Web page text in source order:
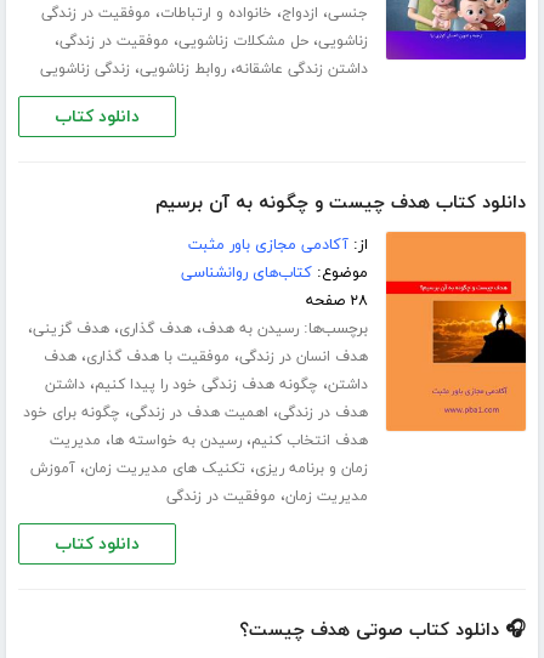
جنسی، ازدواج، خانواده و ارتباطات، موفقیت در زندگی
زناشویی،حل مشکلات زناشویی، موفقیت در زندگی،
داشتن زندگی عاشقانه،روابط زناشویی، زندگی زناشویی
دانلود کتاب
دانلود کتاب هدف چیست و چگونه به آن برسیم
از:آکادمی مجازی باور مثبت
موضوع:کتاب‌های روانشناسی
۲۸ صفحه
برچسب‌ها:رسیدن به هدف،هدف گذاری،هدف گزینی،
هدف انسان در زندگی، موفقیت با هدف گذاری،هدف
داشتن، چگونه هدف زندگی خود را پیدا کنیم،داشتن
هدف در زندگی، اهمیت هدف در زندگی، چگونه برای خود
هدف انتخاب کنیم،رسیدن به خواسته ها، مدیریت
زمان و برنامه ریزی، تکنیک های مدیریت زمان،آموزش
مدیریت زمان، موفقیت در زندگی
دانلود کتاب
🎧 دانلود کتاب صوتی هدف چیست؟